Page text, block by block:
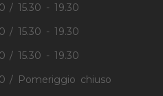
/ 15.30 - 19.30
/ 15.30 - 19.30
/ 15.30 - 19.30
/ Pomeriggio chiuso